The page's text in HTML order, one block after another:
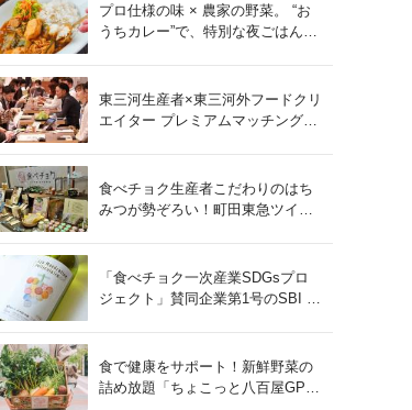
プロ仕様の味 × 農家の野菜。 “お
うちカレー”で、特別な夜ごはん
東三河生産者×東三河外フードクリ
エイター プレミアムマッチング会
食べチョク生産者こだわりのはち
みつが勢ぞろい！町田東急ツイン
「食べチョク一次産業SDGsプロ
ジェクト」賛同企業第1号のSBI F
食で健康をサポート！新鮮野菜の
詰め放題「ちょこっと八百屋GP